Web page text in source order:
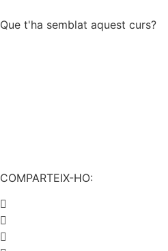
Que t'ha semblat aquest curs?
COMPARTEIX-HO: